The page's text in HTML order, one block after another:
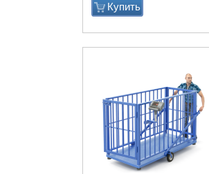
Купить